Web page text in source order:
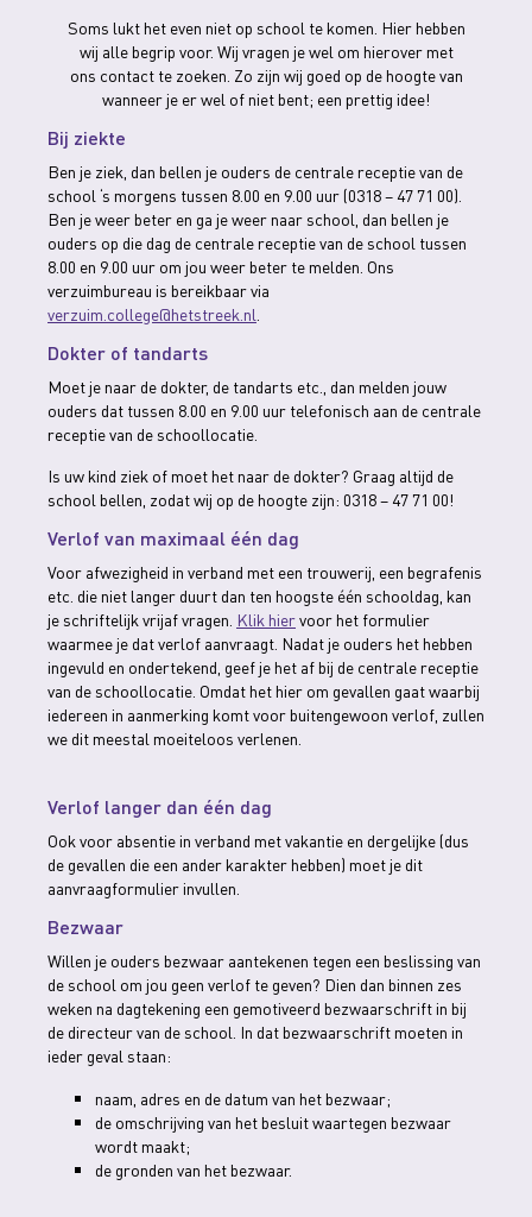
Soms lukt het even niet op school te komen. Hier hebben
wij alle begrip voor. Wij vragen je wel om hierover met
ons contact te zoeken. Zo zijn wij goed op de hoogte van
wanneer je er wel of niet bent; een prettig idee!
Bij ziekte
Ben je ziek, dan bellen je ouders de centrale receptie van de
school ‘s morgens tussen 8.00 en 9.00 uur (0318 – 47 71 00).
Ben je weer beter en ga je weer naar school, dan bellen je
ouders op die dag de centrale receptie van de school tussen
8.00 en 9.00 uur om jou weer beter te melden. Ons
verzuimbureau is bereikbaar via
verzuim.college@hetstreek.nl
Dokter of tandarts
Moet je naar de dokter, de tandarts etc., dan melden jouw
ouders dat tussen 8.00 en 9.00 uur telefonisch aan de centrale
receptie van de schoollocatie.
Is uw kind ziek of moet het naar de dokter? Graag altijd de
school bellen, zodat wij op de hoogte zijn: 0318 – 47 71 00!
Verlof van maximaal één dag
Voor afwezigheid in verband met een trouwerij, een begrafenis
etc. die niet langer duurt dan ten hoogste één schooldag, kan
je schriftelijk vrijaf vragen. Klik hiervoor het formulier
waarmee je dat verlof aanvraagt. Nadat je ouders het hebben
ingevuld en ondertekend, geef je het af bij de centrale receptie
van de schoollocatie. Omdat het hier om gevallen gaat waarbij
iedereen in aanmerking komt voor buitengewoon verlof, zullen
we dit meestal moeiteloos verlenen.
Verlof langer dan één dag
Ook voor absentie in verband met vakantie en dergelijke (dus
de gevallen die een ander karakter hebben) moet je dit
aanvraagformulier invullen.
Bezwaar
Willen je ouders bezwaar aantekenen tegen een beslissing van
de school om jou geen verlof te geven? Dien dan binnen zes
weken na dagtekening een gemotiveerd bezwaarschrift in bij
de directeur van de school. In dat bezwaarschrift moeten in
ieder geval staan:
naam, adres en de datum van het bezwaar;
de omschrijving van het besluit waartegen bezwaar
wordt maakt;
de gronden van het bezwaar.